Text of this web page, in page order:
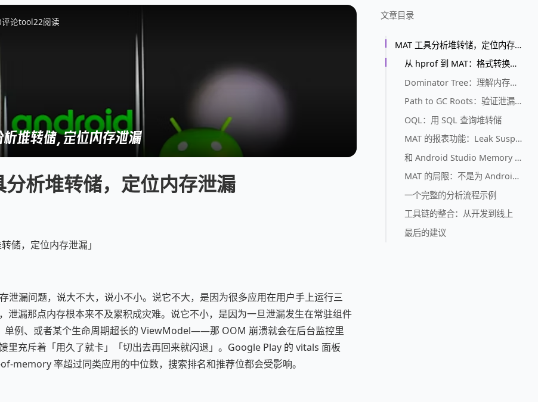
评论tool22阅读
堆转储，定位内存泄漏
分析堆转储，定位内存泄漏
储，定位内存泄漏」
泄漏问题，说大不大，说小不小。说它不大，是因为很多应用在用户手上运行三
泄漏那点内存根本来不及累积成灾难。说它不小，是因为一旦泄漏发生在常驻组件
例、或者某个生命周期超长的 ViewModel——那 OOM 崩溃就会在后台监控里
里充斥着「用久了就卡」「切出去再回来就闪退」。Google Play 的 vitals 面板
memory 率超过同类应用的中位数，搜索排名和推荐位都会受影响。
文章目录
MAT 工具分析堆转储，定位内存泄漏
从 hprof 到 MAT：格式转换的坑
Dominator Tree：理解内存占用的核心视角
Path to GC Roots：验证泄漏链的精确工具
OQL：用 SQL 查询堆转储
MAT 的报表功能：Leak Suspects 和 Top Consumers
和 Android Studio Memory Profiler 的互补关系
MAT 的局限：不是为 Android 设计的
一个完整的分析流程示例
工具链的整合：从开发到线上
最后的建议